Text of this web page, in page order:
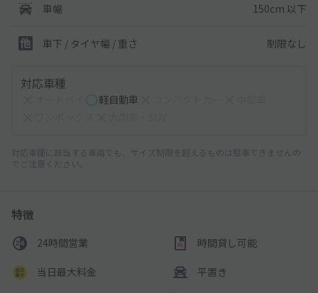
車幅 150cm 以下
車下 / タイヤ幅 / 重さ 制限なし
対応車種
軽自動車
対応車種に該当する車両でも、サイズ制限を超えるものは駐車できませんの
でご注意ください。
特徴
24時間営業 時間貸し可能
当日最大料金 平置き